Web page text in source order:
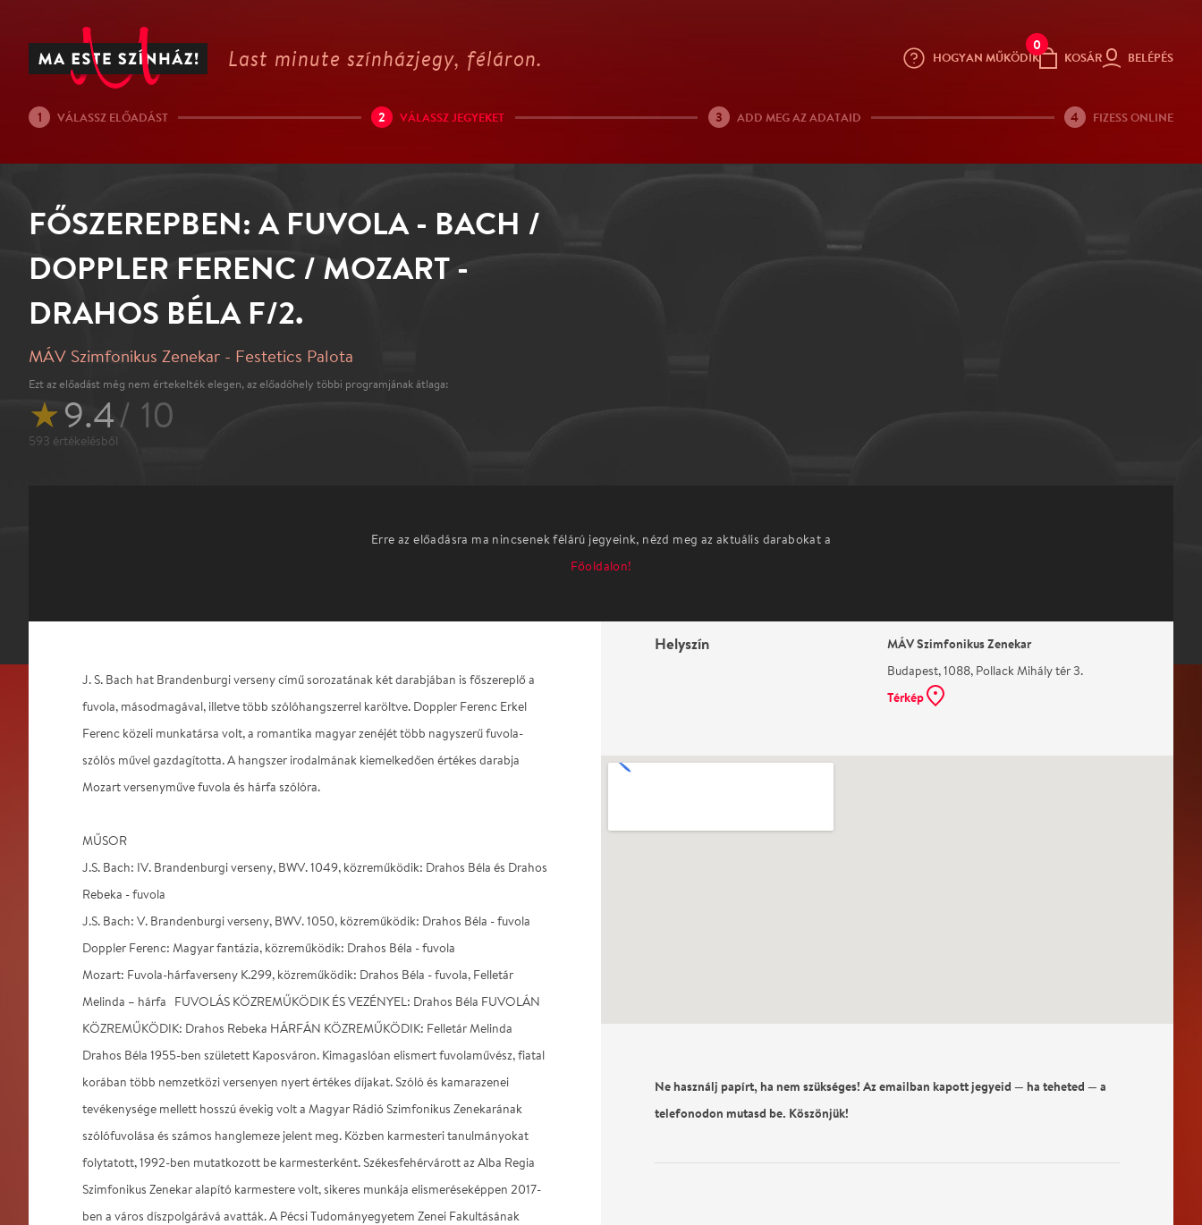
Last minute színházjegy, féláron. HOGYAN MŰKÖDIK
0
KOSÁR BELÉPÉS
1 VÁLASSZ ELŐADÁST 2 VÁLASSZ JEGYEKET 3 ADD MEG AZ ADATAID 4 FIZESS ONLINE
FŐSZEREPBEN: A FUVOLA - BACH /
DOPPLER FERENC / MOZART -
DRAHOS BÉLA F/2.
MÁV Szimfonikus Zenekar - Festetics Palota
Ezt az előadást még nem értekelték elegen, az előadóhely többi programjának átlaga:
★9.4/ 10
593 értékelésből
Erre az előadásra ma nincsenek félárú jegyeink, nézd meg az aktuális darabokat a
Főoldalon!
J. S. Bach hat Brandenburgi verseny című sorozatának két darabjában is főszereplő a
fuvola, másodmagával, illetve több szólóhangszerrel karöltve. Doppler Ferenc Erkel
Ferenc közeli munkatársa volt, a romantika magyar zenéjét több nagyszerű fuvola-
szólós művel gazdagította. A hangszer irodalmának kiemelkedően értékes darabja
Mozart versenyműve fuvola és hárfa szólóra.
MŰSOR
J.S. Bach: IV. Brandenburgi verseny, BWV. 1049, közreműködik: Drahos Béla és Drahos
Rebeka - fuvola
J.S. Bach: V. Brandenburgi verseny, BWV. 1050, közreműködik: Drahos Béla - fuvola
Doppler Ferenc: Magyar fantázia, közreműködik: Drahos Béla - fuvola
Mozart: Fuvola-hárfaverseny K.299, közreműködik: Drahos Béla - fuvola, Felletár
Melinda – hárfa FUVOLÁS KÖZREMŰKÖDIK ÉS VEZÉNYEL: Drahos Béla FUVOLÁN
KÖZREMŰKÖDIK: Drahos Rebeka HÁRFÁN KÖZREMŰKÖDIK: Felletár Melinda
Drahos Béla 1955-ben született Kaposváron. Kimagaslóan elismert fuvolaművész, fiatal
korában több nemzetközi versenyen nyert értékes díjakat. Szóló és kamarazenei
tevékenysége mellett hosszú évekig volt a Magyar Rádió Szimfonikus Zenekarának
szólófuvolása és számos hanglemeze jelent meg. Közben karmesteri tanulmányokat
folytatott, 1992-ben mutatkozott be karmesterként. Székesfehérvárott az Alba Regia
Szimfonikus Zenekar alapító karmestere volt, sikeres munkája elismeréseképpen 2017-
ben a város díszpolgárává avatták. A Pécsi Tudományegyetem Zenei Fakultásának
Helyszín MÁV Szimfonikus Zenekar
Budapest, 1088, Pollack Mihály tér 3.
Térkép
Ne használj papírt, ha nem szükséges! Az emailban kapott jegyeid — ha teheted — a
telefonodon mutasd be. Köszönjük!